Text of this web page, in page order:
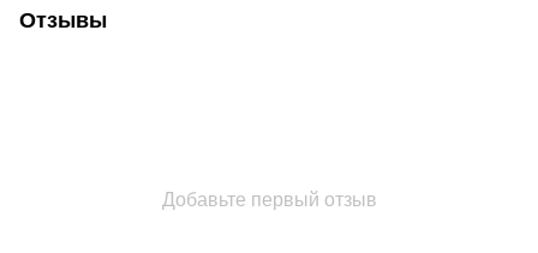
Отзывы
Добавьте первый отзыв